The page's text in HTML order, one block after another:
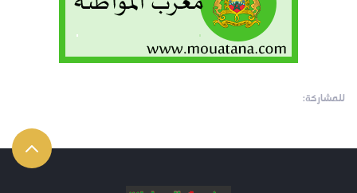
للمشاركة: